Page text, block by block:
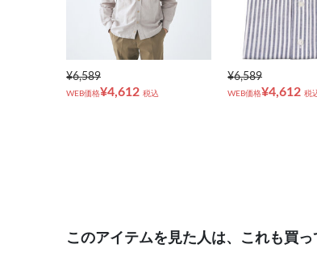
¥6,589
WEB価格¥4,612 税込
¥6,589
WEB価格¥4,612 税
このアイテムを見た人は、これも買っ